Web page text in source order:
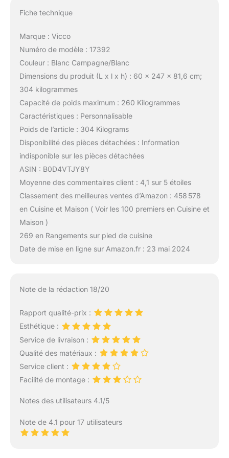
Fiche technique
Marque : Vicco
Numéro de modèle : 17392
Couleur : Blanc Campagne/Blanc
Dimensions du produit (L x l x h) : 60 x 247 x 81,6 cm;
304 kilogrammes
Capacité de poids maximum : 260 Kilogrammes
Caractéristiques : Personnalisable
Poids de l’article : 304 Kilograms
Disponibilité des pièces détachées : Information
indisponible sur les pièces détachées
ASIN : B0D4VTJY8Y
Moyenne des commentaires client : 4,1 sur 5 étoiles
Classement des meilleures ventes d’Amazon : 458 578
en Cuisine et Maison ( Voir les 100 premiers en Cuisine et
Maison )
269 en Rangements sur pied de cuisine
Date de mise en ligne sur Amazon.fr : 23 mai 2024
Note de la rédaction 18/20
Rapport qualité-prix :
Esthétique :
Service de livraison :
Qualité des matériaux :
Service client :
Facilité de montage :
Notes des utilisateurs 4.1/5
Note de 4.1 pour 17 utilisateurs